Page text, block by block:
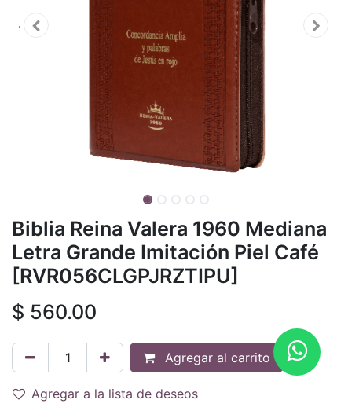
Biblia Reina Valera 1960 Mediana
Letra Grande Imitación Piel Café
[RVR056CLGPJRZTIPU]
$ 560.00
Agregar al carrito
Agregar a la lista de deseos